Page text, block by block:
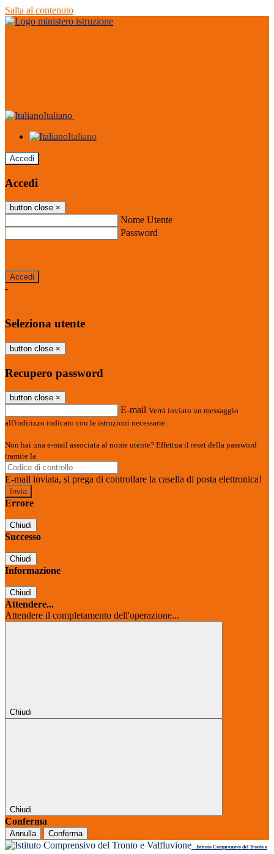
Salta al contenuto
Italiano
Italiano
Accedi
Accedi
button close ×
Nome Utente
Password
-
Seleziona utente
button close ×
Recupero password
button close ×
E-mail Verrà inviato un messaggio
all'indirizzo indicato con le istruzioni necessarie.
Non hai una e-mail associata al nome utente? Effettua il reset della password
tramite la
E-mail inviata, si prega di controllare la casella di posta elettronica!
Errore
Chiudi
Successo
Chiudi
Informazione
Chiudi
Attendere...
Attendere il completamento dell'operazione...
Chiudi
Chiudi
Conferma
Annulla Conferma
Istituto Comprensivo del Tronto e